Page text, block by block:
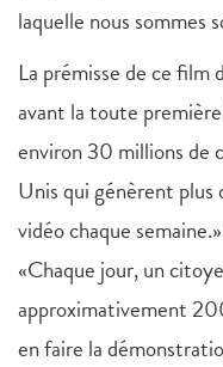
laquelle nous sommes
La prémisse de ce
avant la toute
environ 30 millions de
Unis qui génèrent plus
vidéo chaque
«Chaque jour, un
approximativement
en faire la